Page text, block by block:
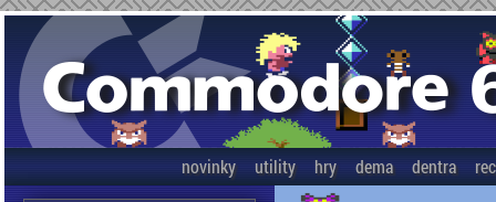
novinky utility hry dema dentra